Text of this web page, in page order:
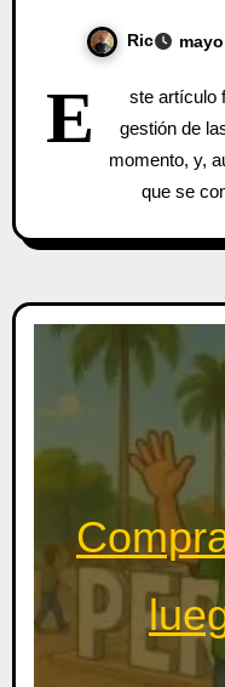
Ric
E
ste artículo
gestión de
momento, y,
que se